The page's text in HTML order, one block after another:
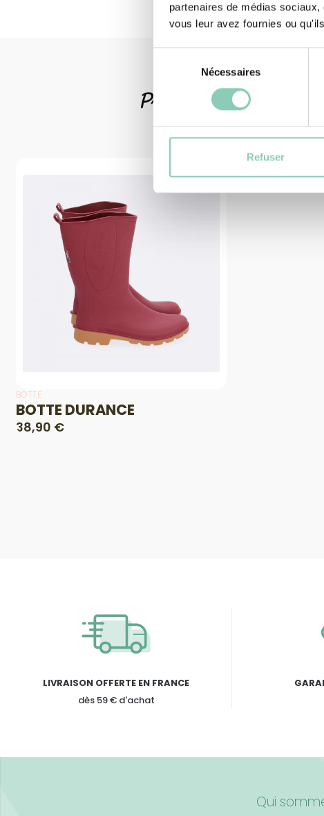
partenaires de médias
vous leur avez fournies ou
consentement
Nécessaires
Refuser
Produits associés
BOTTE
BOTTE DURANCE
38,90 €
LIVRAISON OFFERTE EN FRANCE
dès 59 € d'achat
Qui